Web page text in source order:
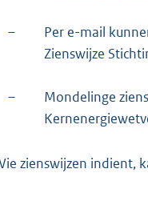
–
Per e-mail
Zienswijze
–
Mondelinge
zienswijzen indient,